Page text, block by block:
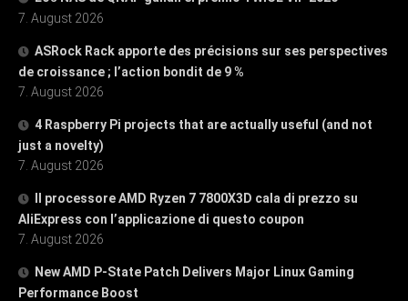
7. August 2026
ASRock Rack apporte des précisions sur ses perspectives
de croissance ; l’action bondit de 9 %
7. August 2026
4 Raspberry Pi projects that are actually useful (and not
just a novelty)
7. August 2026
Il processore AMD Ryzen 7 7800X3D cala di prezzo su
AliExpress con l’applicazione di questo coupon
7. August 2026
New AMD P-State Patch Delivers Major Linux Gaming
Performance Boost